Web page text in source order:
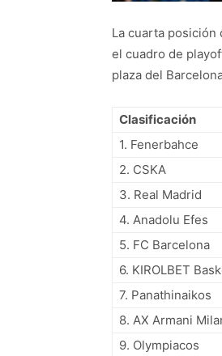
La cuarta posición
el cuadro de
plaza del
Clasificación
1. Fenerbahce
2. CSKA
3. Real Madrid
4. Anadolu Efes
5. FC Barcelona
6. KIROLBET
7. Panathinaikos
8. AX Armani
9. Olympiacos